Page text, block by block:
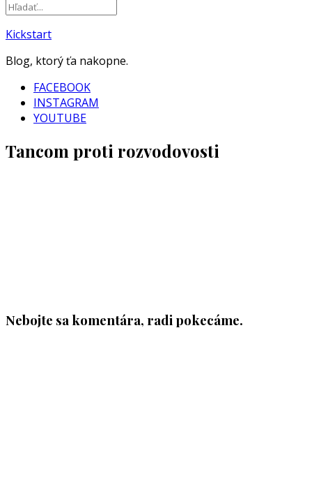
Kickstart
Blog, ktorý ťa nakopne.
FACEBOOK
INSTAGRAM
YOUTUBE
Tancom proti rozvodovosti
Nebojte sa komentára, radi pokecáme.